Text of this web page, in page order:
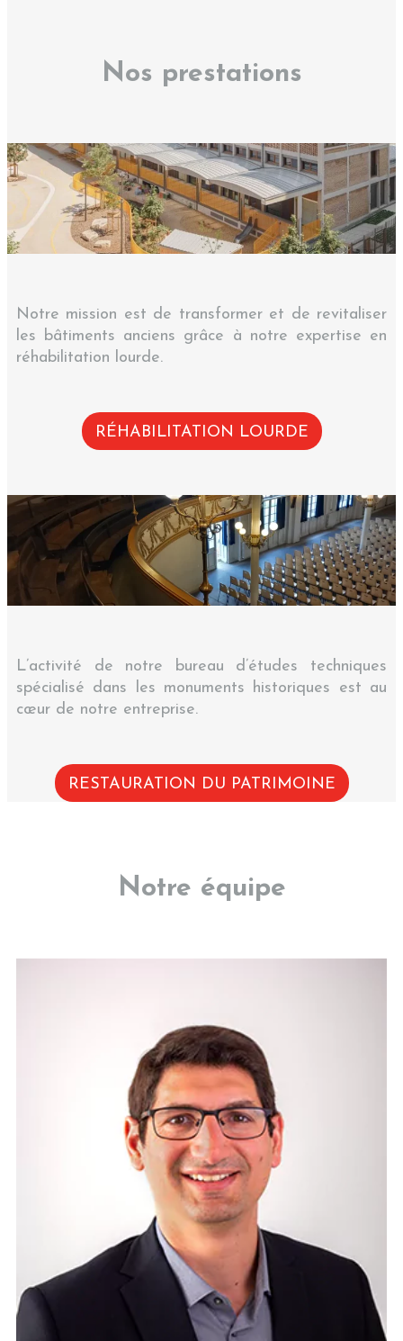
Nos prestations
Notre mission est de transformer et de revitaliser
les bâtiments anciens grâce à notre expertise en
réhabilitation lourde.
RÉHABILITATION LOURDE
L’activité de notre bureau d’études techniques
spécialisé dans les monuments historiques est au
cœur de notre entreprise.
RESTAURATION DU PATRIMOINE
Notre équipe